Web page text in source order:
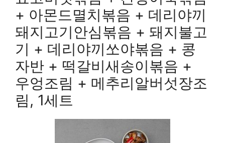
+ 아몬드멸치볶음 + 데리야끼
돼지고기안심볶음 + 돼지불고
기 + 데리야끼쏘야볶음 + 콩
자반 + 떡갈비새송이볶음 +
우엉조림 + 메추리알버섯장조
림, 1세트